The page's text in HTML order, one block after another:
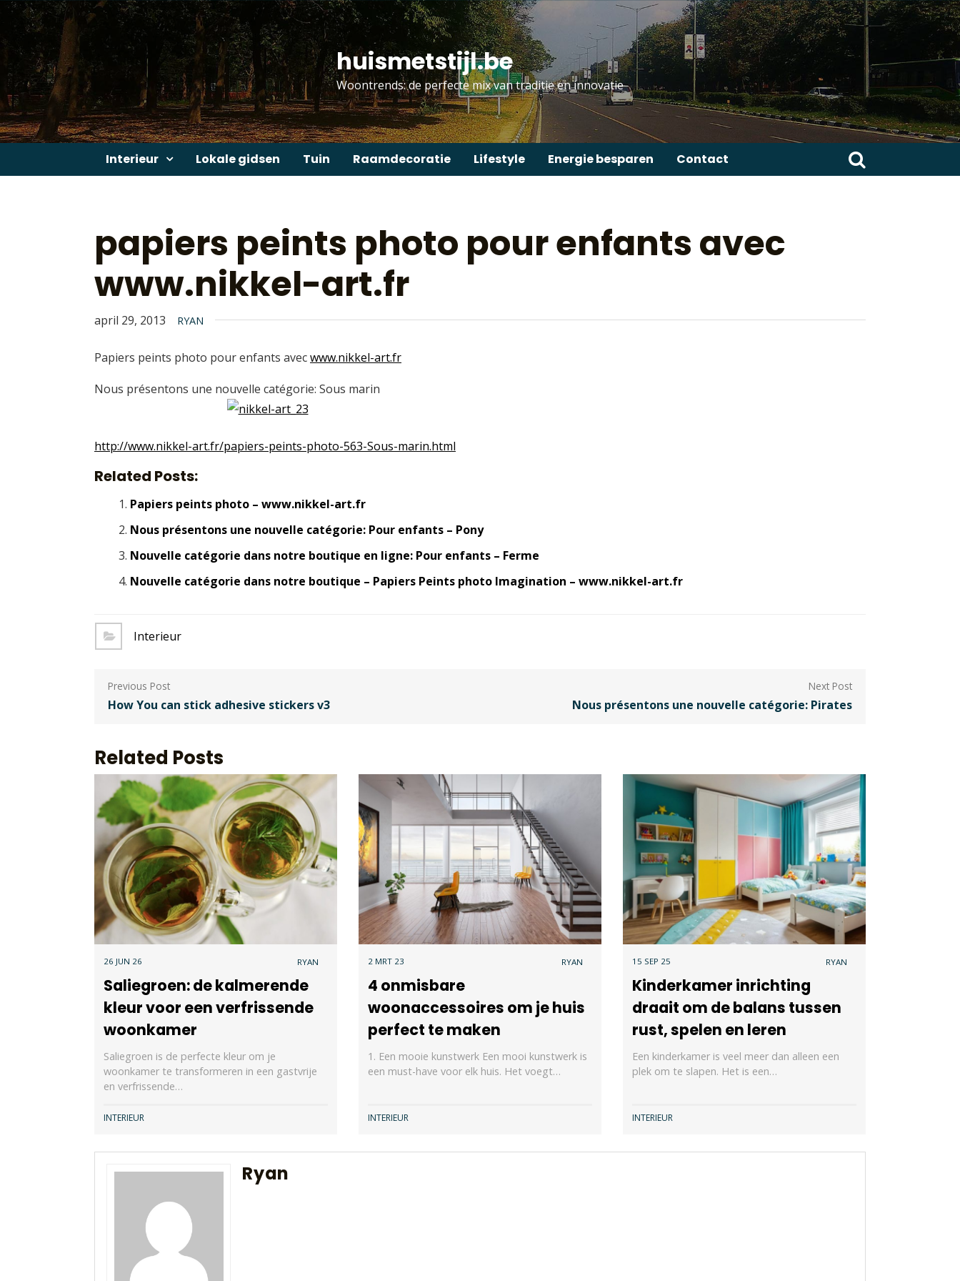
Skip
content
huismetstijl.be
Woontrends: de perfecte mix van traditie en innovatie
Interieur Lokale gidsen Tuin Raamdecoratie Lifestyle Energie besparen Contact
Zoeken
naar:
papiers peints photo pour enfants avec
www.nikkel-art.fr
april 29, 2013 RYAN
Papiers peints photo pour enfants avecwww.nikkel-art.fr
Nous présentons une nouvelle catégorie: Sous marin
http://www.nikkel-art.fr/papiers-peints-photo-563-Sous-marin.html
Related Posts:
Papiers peints photo – www.nikkel-art.fr
Nous présentons une nouvelle catégorie: Pour enfants – Pony
Nouvelle catégorie dans notre boutique en ligne: Pour enfants – Ferme
Nouvelle catégorie dans notre boutique – Papiers Peints photo Imagination – www.nikkel-art.fr
Interieur
Berichtnavigatie
How You can stick adhesive stickers v3 Nous présentons une nouvelle catégorie: Pirates
Related Posts
26 JUN 26 RYAN
Saliegroen: de kalmerende
kleur voor een verfrissende
woonkamer
Saliegroen is de perfecte kleur om je
woonkamer te transformeren in een gastvrije
en verfrissende…
INTERIEUR
2 MRT 23 RYAN
4 onmisbare
woonaccessoires om je huis
perfect te maken
1. Een mooie kunstwerk Een mooi kunstwerk is
een must-have voor elk huis. Het voegt…
INTERIEUR
15 SEP 25 RYAN
Kinderkamer inrichting
draait om de balans tussen
rust, spelen en leren
Een kinderkamer is veel meer dan alleen een
plek om te slapen. Het is een…
INTERIEUR
Ryan